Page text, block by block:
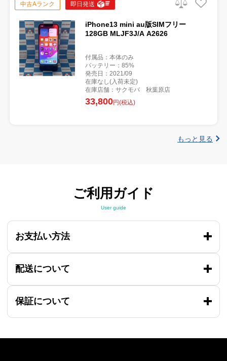
中古Aランク 即日発送
iPhone13 mini au版SIMフリー
128GB MLJF3J/A A2626
付属品：本体のみ
バッテリー：85%
発売日：2021/09
在庫なし(入荷未定)
在庫店舗：サクモバ 秋葉原店
33,800円(税込)
もっと見る
ご利用ガイド
User guide
お支払い方法
配送について
保証について